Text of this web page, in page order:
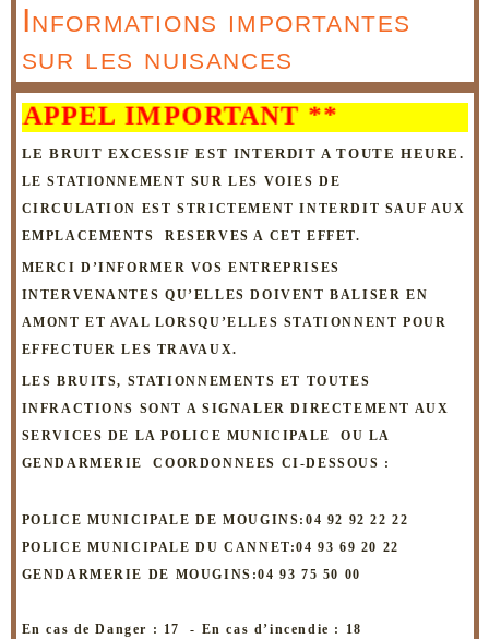
Informations importantes
sur les nuisances
IMPORTANT **
LE BRUIT EXCESSIF EST INTERDIT A TOUTE HEURE.
LE STATIONNEMENT SUR LES VOIES DE
CIRCULATION EST STRICTEMENT INTERDIT SAUF AUX
EMPLACEMENTS RESERVES A CET EFFET.
MERCI D’INFORMER VOS ENTREPRISES
INTERVENANTES QU’ELLES DOIVENT BALISER EN
AMONT ET AVAL LORSQU’ELLES STATIONNENT POUR
EFFECTUER LES TRAVAUX.
LES BRUITS, STATIONNEMENTS ET TOUTES
INFRACTIONS SONT A SIGNALER DIRECTEMENT AUX
SERVICES DE LA POLICE MUNICIPALE OU LA
GENDARMERIE COORDONNEES CI-DESSOUS :
POLICE MUNICIPALE DE MOUGINS:04 92 92 22 22
POLICE MUNICIPALE DU CANNET:04 93 69 20 22
GENDARMERIE DE MOUGINS:04 93 75 50 00
En cas de Danger : 17 - En cas d’incendie : 18